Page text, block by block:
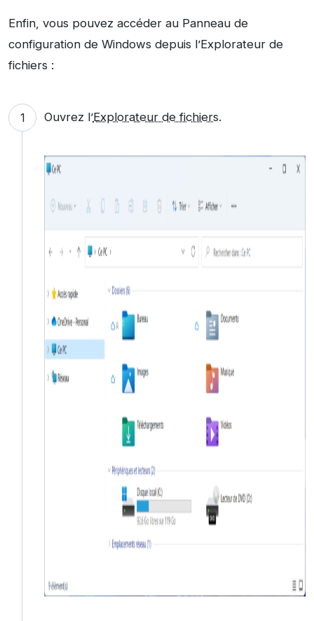
Enfin, vous pouvez accéder au Panneau de
configuration de Windows depuis l’Explorateur de
fichiers :
Ouvrez l’Explorateur de fichiers.